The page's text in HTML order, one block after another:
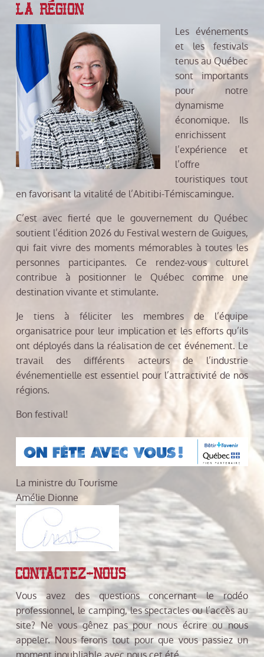
LA RÉGION
Les événements
et les festivals
tenus au Québec
sont importants
pour notre
dynamisme
économique. Ils
enrichissent
l’expérience et
l’offre
touristiques tout
en favorisant la vitalité de l’Abitibi-Témiscamingue.
C’est avec fierté que le gouvernement du Québec
soutient l’édition 2026 du Festival western de Guigues,
qui fait vivre des moments mémorables à toutes les
personnes participantes. Ce rendez-vous culturel
contribue à positionner le Québec comme une
destination vivante et stimulante.
Je tiens à féliciter les membres de l’équipe
organisatrice pour leur implication et les efforts qu’ils
ont déployés dans la réalisation de cet événement. Le
travail des différents acteurs de l’industrie
événementielle est essentiel pour l’attractivité de nos
régions.
Bon festival!
La ministre du Tourisme
Amélie Dionne
CONTACTEZ-NOUS
Vous avez des questions concernant le rodéo
professionnel, le camping, les spectacles ou l’accès au
site? Ne vous gênez pas pour nous écrire ou nous
appeler. Nous ferons tout pour que vous passiez un